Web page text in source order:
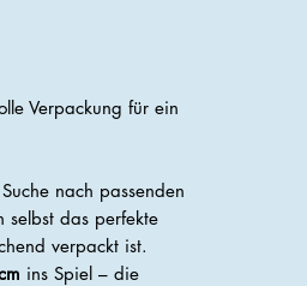
Verpackung für ein
nach passenden
selbst das perfekte
verpackt ist.
ins Spiel – die